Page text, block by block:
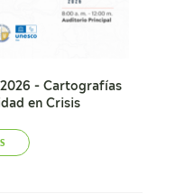
- Cartografías
en Crisis